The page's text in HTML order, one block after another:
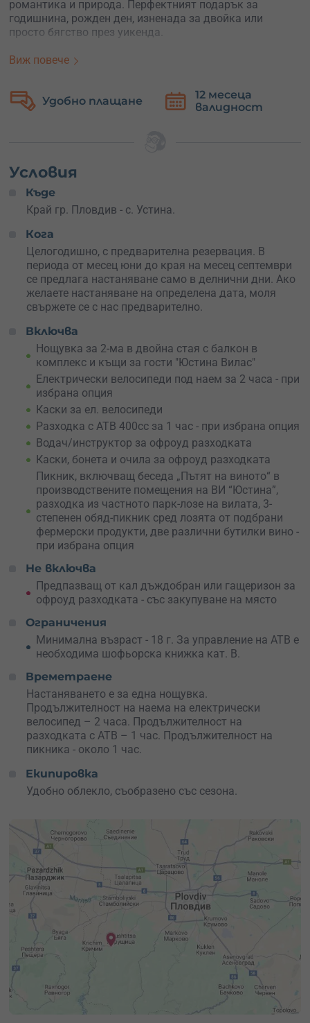
романтика и природа. Перфектният подарък за
годишнина, рожден ден, изненада за двойка или
просто бягство през уикенда.
Ще бъдете настанени в
Комплексът предлага спокойствие сред природата, с
гледка към лозята.
Разходка с електрически велосипеди
два електрически велосипеда (+ каски) за 2 часа, с
които да разгледате района на Устина в свое темпо.
Офроуд разходка с АТВ 400сс
в компанията на инструктор. Разходката е с
продължителност 1 час, каска, очила и боне са
осигурени. Перфектна комбинация от приключение
и сигурност.
Електрически велосипеди + винен пикник
велоразходката ви очаква 3-степенен обяд с
фермерски продукти и две бутилки вино, сервирани
сред лозята. А в допълнение – беседа за
винопроизводството и разходка из парк-лозето. От
октомври до април пикникът се случва в уютната
енотека на избата.
Резервирай това преживяване за двама и създай
спомени, които ще ви топлят дълго след края на
уикенда. Това не е просто нощувка – това е мини
бягство, пълно с емоции, избор и любов. Подари го за
специален повод или го запази за теб и любимия човек
– защотовремето, прекарано заедно, е безценно
Виж повече
12 месеца
валидност
Безплатна
замяна
Условия
Къде
Край гр. Пловдив - с. Устина.
Кога
Целогодишно, с предварителна резервация. В
периода от месец юни до края на месец септември
се предлага настаняване само в делнични дни. Ако
желаете настаняване на определена дата, моля
свържете се с нас предварително.
Включва
Нощувка за 2-ма в двойна стая с балкон в
комплекс и къщи за гости "Юстина Вилас"
Електрически велосипеди под наем за 2 часа - при
избрана опция
Каски за ел. велосипеди
Разходка с АТВ 400сс за 1 час - при избрана опция
Водач/инструктор за офроуд разходката
Каски, бонета и очила за офроуд разходката
Пикник, включващ беседа „Пътят на виното“ в
производствените помещения на ВИ “Юстина”,
разходка из частното парк-лозе на вилата, 3-
степенен обяд-пикник сред лозята от подбрани
фермерски продукти, две различни бутилки вино -
при избрана опция
Не включва
Предпазващ от кал дъждобран или гащеризон за
офроуд разходката - със закупуване на място
Ограничения
Минимална възраст - 18 г. За управление на АТВ е
необходима шофьорска книжка кат. B.
Времетраене
Настаняването е за една нощувка.
Продължителност на наема на електрически
велосипед – 2 часа. Продължителност на
разходката с АТВ – 1 час. Продължителност на
пикника - около 1 час.
Екипировка
Удобно облекло, съобразено със сезона.